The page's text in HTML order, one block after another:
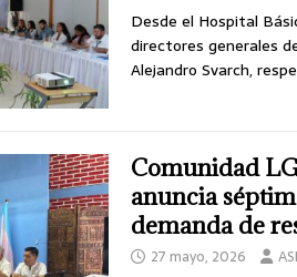
Desde el Hospital
directores generales
Alejandro Svarch,
Comunidad
anuncia
demanda de
27 mayo, 2026